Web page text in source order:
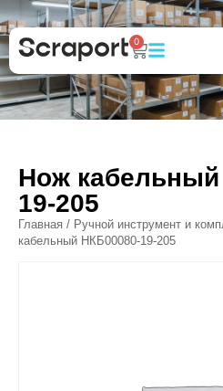
0
Нож
19-205
Главная / Ручной инструмент и
кабельный НКБ00080-19-205